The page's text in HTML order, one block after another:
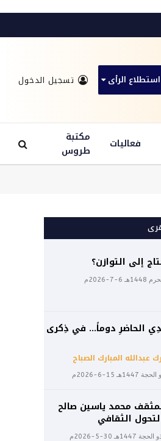
استطلاع الرأى تسجيل الدخول
فعاليات
مكتبة
طروس
إلى التوازن؟
الحاضرِ دوماً… في ذِكرى
عبدالله المبارك الصباح
محمد ياسين صالح
الثقافي